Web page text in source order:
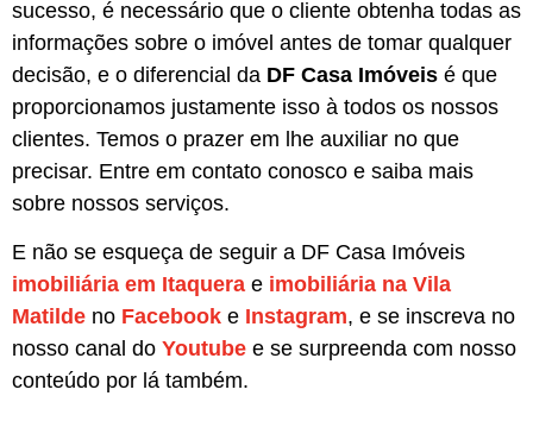
sucesso, é necessário que o cliente obtenha todas as
informações sobre o imóvel antes de tomar qualquer
decisão, e o diferencial da DF Casa Imóveis é que
proporcionamos justamente isso à todos os nossos
clientes. Temos o prazer em lhe auxiliar no que
precisar. Entre em contato conosco e saiba mais
sobre nossos serviços.
E não se esqueça de seguir a DF Casa Imóveis
imobiliária em Itaquera e imobiliária na Vila
Matilde no Facebook e Instagram, e se inscreva no
nosso canal do Youtube e se surpreenda com nosso
conteúdo por lá também.